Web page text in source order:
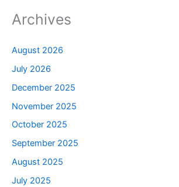
Archives
August 2026
July 2026
December 2025
November 2025
October 2025
September 2025
August 2025
July 2025